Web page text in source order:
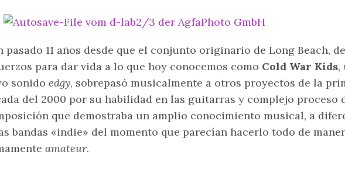
pasado 11 años desde que el conjunto originario de Long Beach,
para dar vida a lo que hoy conocemos como Cold War Kids,
sonido edgy, sobrepasó musicalmente a otros proyectos de la
del 2000 por su habilidad en las guitarras y complejo proceso
que demostraba un amplio conocimiento musical, a
bandas «indie» del momento que parecían hacerlo todo de
amateur.